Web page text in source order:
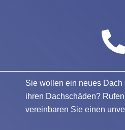
Sie wollen ein neues
ihren Dachschäden?
vereinbaren Sie einen